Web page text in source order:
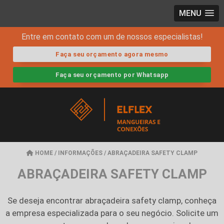
MENU
Entre em contato com um de nossos especialistas!
Faça seu orçamento agora mesmo
Faça seu orçamento por Whatsapp
HOME / INFORMAÇÕES / ABRAÇADEIRA SAFETY CLAMP
ABRAÇADEIRA SAFETY CLAMP
Se deseja encontrar abraçadeira safety clamp, conheça
a empresa especializada para o seu negócio. Solicite um